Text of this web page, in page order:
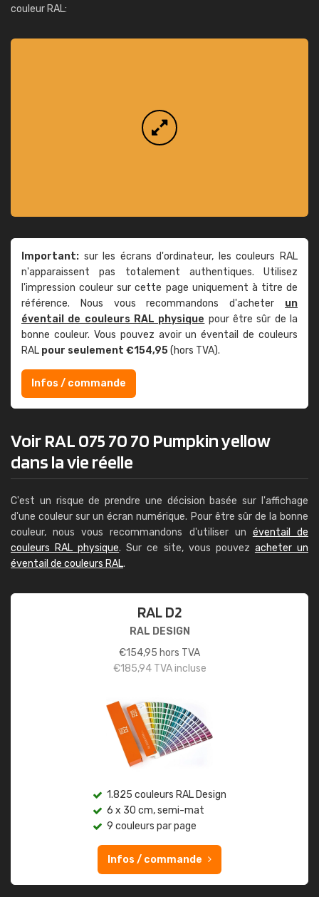
couleur RAL:
Important: sur les écrans d'ordinateur, les couleurs RAL
n'apparaissent pas totalement authentiques. Utilisez
l'impression couleur sur cette page uniquement à titre de
référence. Nous vous recommandons d'acheter un
éventail de couleurs RAL physique pour être sûr de la
bonne couleur. Vous pouvez avoir un éventail de couleurs
RAL pour seulement €154,95(hors TVA).
Infos / commande
Voir RAL 075 70 70 Pumpkin yellow
dans la vie réelle
C'est un risque de prendre une décision basée sur l'affichage
d'une couleur sur un écran numérique. Pour être sûr de la bonne
couleur, nous vous recommandons d'utiliser un éventail de
couleurs RAL physique. Sur ce site, vous pouvez acheter un
éventail de couleurs RAL.
RAL D2
RAL DESIGN
€154,95 hors TVA
€185,94TVA incluse
1.825 couleurs RAL Design
6 x 30 cm, semi-mat
9 couleurs par page
Infos / commande